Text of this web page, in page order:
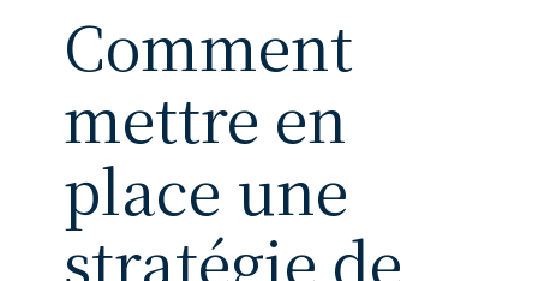
Comment
mettre en
place une
stratégie de